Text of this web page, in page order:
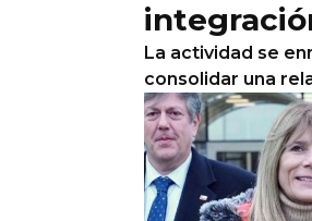
La actividad se
consolidar una